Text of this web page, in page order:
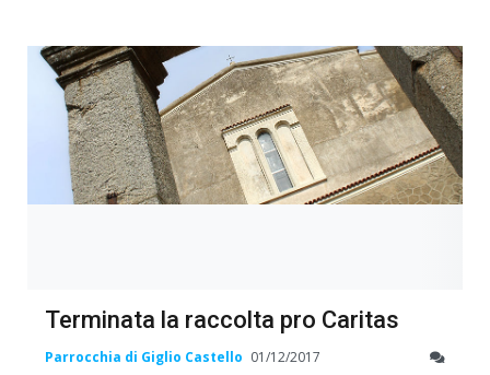
Terminata la raccolta pro Caritas
Parrocchia di Giglio Castello 01/12/2017